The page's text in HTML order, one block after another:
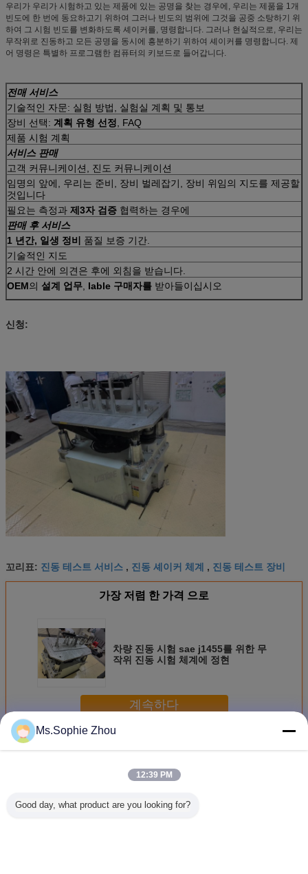
우리가 우리가 시험하고 있는 제품에 있는 공명을 찾는 경우에, 우리는 제품을 1개
빈도에 한 번에 동요하고기 위하여 그러나 빈도의 범위에 그것을 공중 소탕하기 위
하여 그 시험 빈도를 변화하도록 셰이커를, 명령합니다. 그러나 현실적으로, 우리는
무작위로 진동하고 모든 공명을 동시에 흥분하기 위하여 셰이커를 명령합니다. 제
어 명령은 특별하 프로그램한 컴퓨터의 키보드로 들어갑니다.
전매 서비스
기술적인 자문: 실험 방법, 실험실 계획 및 통보
장비 선택: 계획 유형 선정 , FAQ
제품 시험 계획
서비스 판매
고객 커뮤니케이션, 진도 커뮤니케이션
임명의 앞에, 우리는 준비, 장비 벌레잡기, 장비 위임의 지도를 제공할
것입니다
필요는 측정과 제3자 검증 협력하는 경우에
판매 후 서비스
1 년간, 일생 정비
품질 보증 기간.
기술적인 지도
2 시간 안에 의견은 후에 외침을 받습니다.
OEM의 설계 업무 lable 구매자를 받아들이십시오
신청:
꼬리표: 진동 테스트 서비스 , 진동 셰이커 체계 , 진동 테스트 장비
가장 저렴 한 가격 으로
차량 진동 시험 sae j1455를 위한 무
작위 진동 시험 체계에 정현
계속하다
더 많은 것
Ms.Sophie Zhou
12:39 PM
Good day, what product are you looking for?